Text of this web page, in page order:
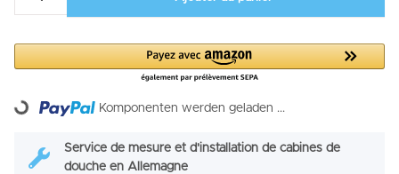
Loading... Komponenten werden geladen ...
Service de mesure et d'installation de cabines de
douche en Allemagne